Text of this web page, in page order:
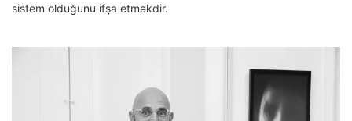
sistem olduğunu ifşa etməkdir.